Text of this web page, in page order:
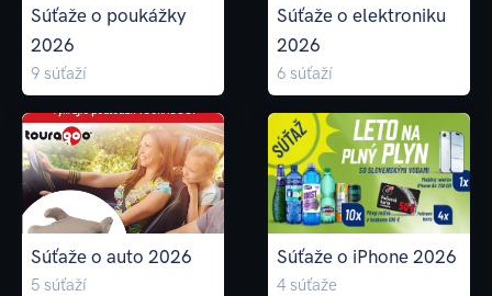
Súťaže o poukážky
2026
9 súťaží
Súťaže o elektroniku
2026
6 súťaží
Súťaže o auto 2026
5 súťaží
Súťaže o iPhone 2026
4 súťaže